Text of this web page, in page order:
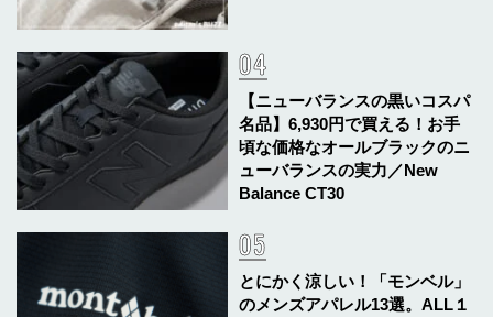
【ニューバランスの黒いコスパ
名品】6,930円で買える！お手
頃な価格なオールブラックのニ
ューバランスの実力／New
Balance CT30
とにかく涼しい！「モンベル」
のメンズアパレル13選。ALL１